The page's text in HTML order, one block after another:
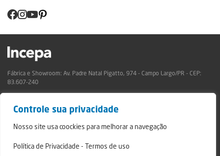
Controle sua privacidade
Nosso site usa coockies para melhorar a navegação
Política de Privacidade - Termos de uso
Fábrica e Showroom: Av. Padre Natal Pigatto, 974 - Campo Largo/PR - CEP:
83.607-240
Relatório de Transparência São Mateus do Sul
© 2024 - Incepa Revestimentos Cerâmicos, todos os direitos reservados.